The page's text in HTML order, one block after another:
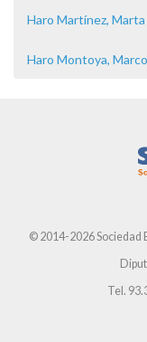
Haro Martínez, Marta
Haro Montoya,
© 2014-2026 Sociedad
Tel.